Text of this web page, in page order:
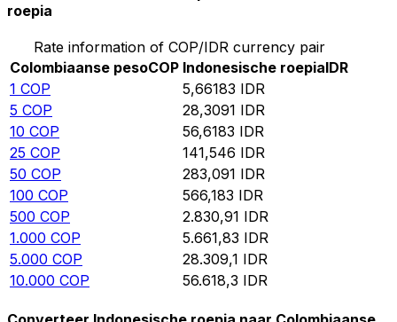
roepia
Rate information of COP/IDR currency pair
Colombiaanse pesoCOP Indonesische roepiaIDR
1 COP 5,66183 IDR
5 COP 28,3091 IDR
10 COP 56,6183 IDR
25 COP 141,546 IDR
50 COP 283,091 IDR
100 COP 566,183 IDR
500 COP 2.830,91 IDR
1.000 COP 5.661,83 IDR
5.000 COP 28.309,1 IDR
10.000 COP 56.618,3 IDR